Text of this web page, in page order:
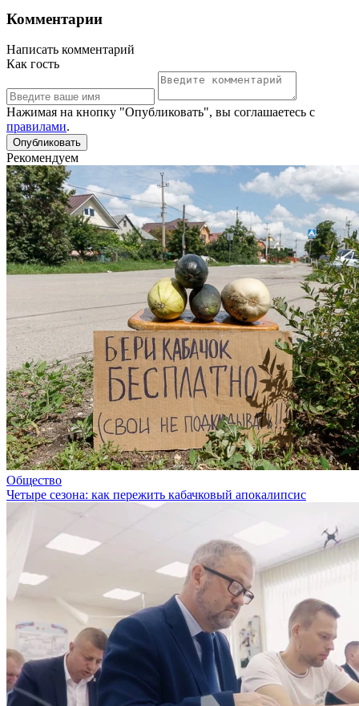
Комментарии
Написать комментарий
Как гость
Нажимая на кнопку "Опубликовать", вы соглашаетесь с
правилами.
Рекомендуем
Общество
Четыре сезона: как пережить кабачковый апокалипсис